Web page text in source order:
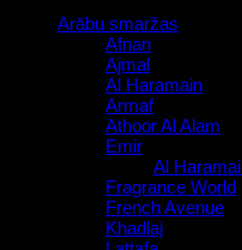
Arābu smaržas
Afnan
Ajmal
Al Haramain
Armaf
Athoor Al Alam
Emir
Al
Fragrance World
French Avenue
Khadlaj